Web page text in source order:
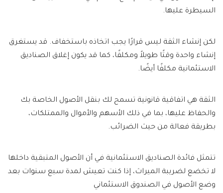
السيطرة عليها.
لكن إنشاء الثقة ليس قرارًا يجب اتخاذه باستخفاف. قد يستغرق
إنشاء واحدة وقتًا طويلاً ومكلفًا، كما قد يكون إغلاق الصناديق
الاستئمانية مكلفًا أيضًا.
الثقة هي اتفاقية قانونية تسمح لك بنقل الأصول الخاصة بك
والحفاظ عليها، بما في ذلك الأسهم والأموال والممتلكات،
بطريقة فعالة من حيث الضرائب.
تتمثل فائدة الصناديق الاستئمانية في أن الأصول المتبقية داخلها
لا تخضع لضريبة الميراث، إذا كنت تعيش لمدة سبع سنوات بعد
وضع الأصول في الصندوق الاستئماني